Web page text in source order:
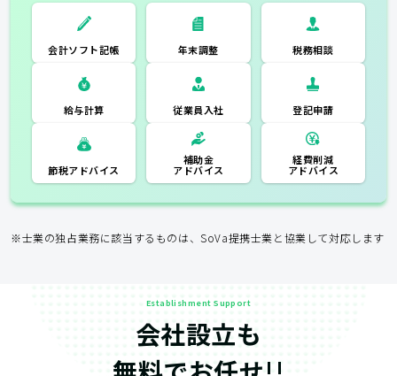
会計ソフト記
帳 年末調整 税務相談
会計ソフト記帳
年末調整
税務相談
給与計算
従業員入社
登記申請
節税アドバイス
補助金
アドバイス
アドバイス
※士業の独占業務に該当するものは、SoVa提携士業と協業して対応します
Establishment Support
会社設立も